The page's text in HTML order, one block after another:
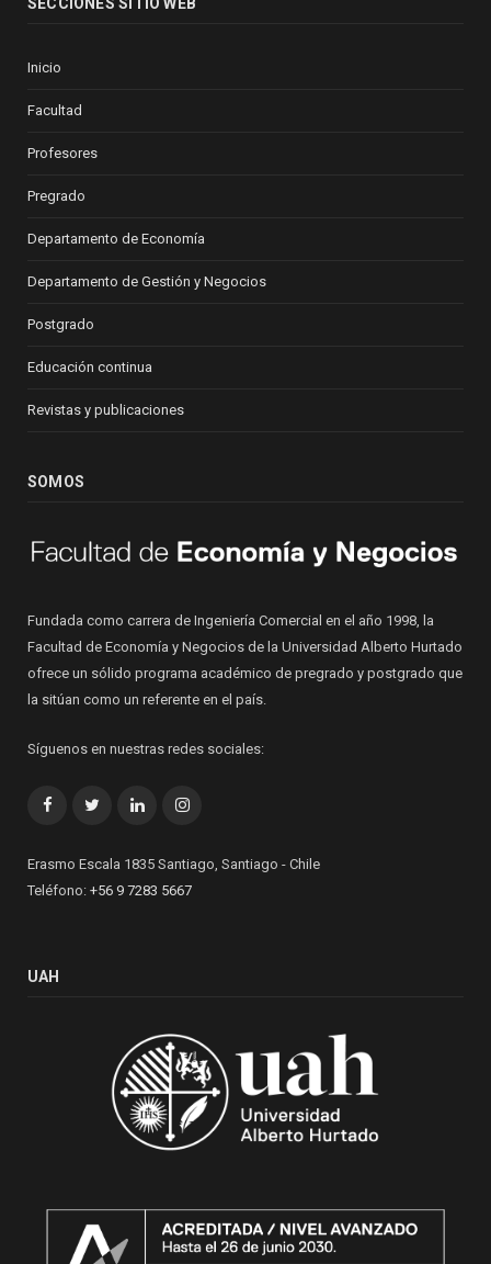
Inicio
Facultad
Profesores
Pregrado
Departamento de Economía
Departamento de Gestión y Negocios
Postgrado
Educación continua
Revistas y publicaciones
SOMOS
Fundada como carrera de Ingeniería Comercial en el año 1998, la
Facultad de Economía y Negocios de la Universidad Alberto Hurtado
ofrece un sólido programa académico de pregrado y postgrado que
la sitúan como un referente en el país.
Síguenos en nuestras redes sociales:
FacebookTwitterLinkedInInstagram
Erasmo Escala 1835 Santiago, Santiago - Chile
Teléfono: +56 9 7283 5667
UAH